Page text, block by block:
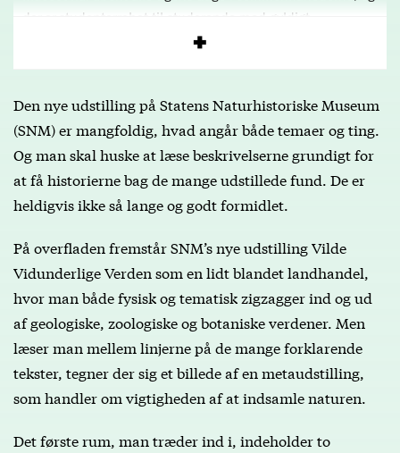
der er studenterrabat til studerende med gyldigt
Den nye udstilling på Statens Naturhistoriske Museum
(SNM) er mangfoldig, hvad angår både temaer og ting.
Og man skal huske at læse beskrivelserne grundigt for
at få historierne bag de mange udstillede fund. De er
heldigvis ikke så lange og godt formidlet.
På overfladen fremstår SNM’s nye udstilling Vilde
Vidunderlige Verden som en lidt blandet landhandel,
hvor man både fysisk og tematisk zigzagger ind og ud
af geologiske, zoologiske og botaniske verdener. Men
læser man mellem linjerne på de mange forklarende
tekster, tegner der sig et billede af en metaudstilling,
som handler om vigtigheden af at indsamle naturen.
Det første rum, man træder ind i, indeholder to